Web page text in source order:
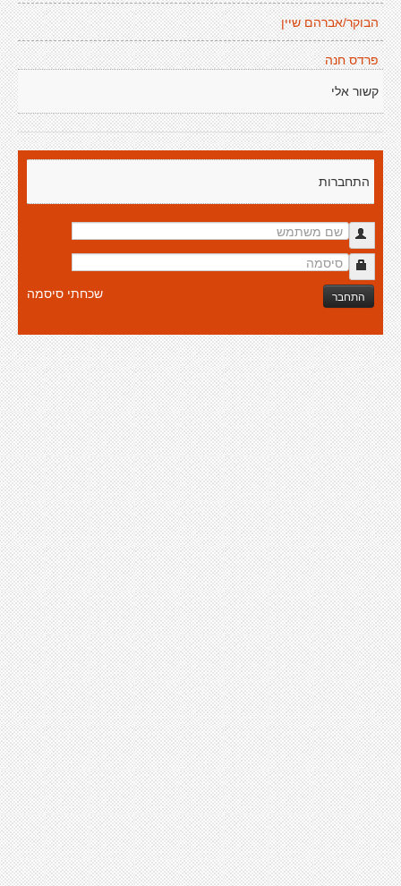
הבוקר/אברהם שיין
פרדס חנה
קשור אלי
התחברות
התחבר שכחתי סיסמה